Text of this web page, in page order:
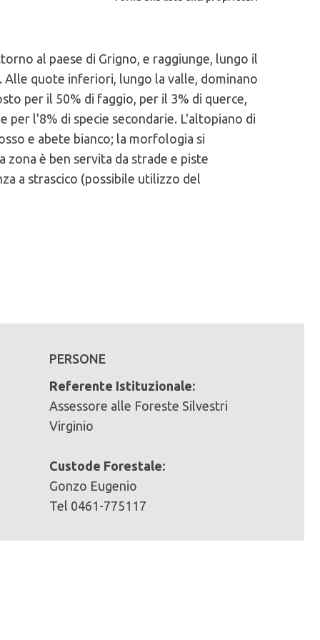
al paese di Grigno, e raggiunge, lungo il
Alle quote inferiori, lungo la valle, dominano
per il 50% di faggio, per il 3% di querce,
per l'8% di specie secondarie. L'altopiano di
e abete bianco; la morfologia si
zona è ben servita da strade e piste
a strascico (possibile utilizzo del
PERSONE
Referente Istituzionale:
Assessore alle Foreste Silvestri
Virginio
Custode Forestale:
Gonzo Eugenio
Tel 0461-775117